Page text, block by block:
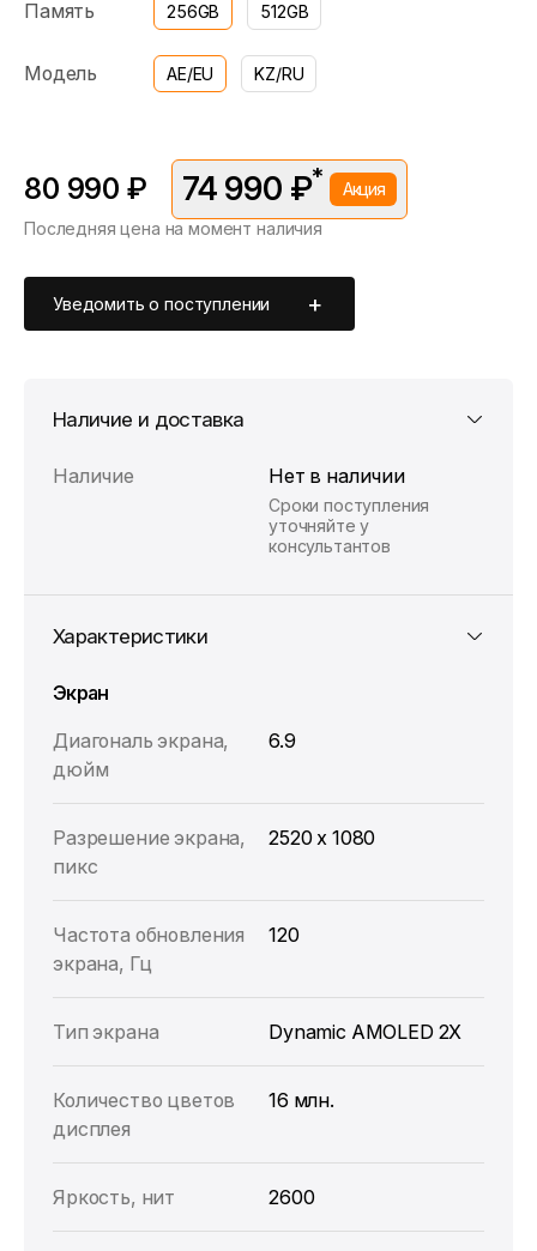
Память 256GB 512GB
Модель AE/EU KZ/RU
80 990 ₽ 74 990 ₽* Акция
*Скидка предоставляется в рамках временной акции.
Последняя цена на момент наличия
Уведомить о поступлении
Наличие и доставка
Наличие Нет в наличии
Сроки поступления
уточняйте у
консультантов
Характеристики
Экран
Диагональ экрана,
дюйм
6.9
Разрешение экрана,
пикс
2520 x 1080
Частота обновления
экрана, Гц
120
Тип экрана Dynamic AMOLED 2X
Количество цветов
дисплея
16 млн.
Яркость, нит 2600